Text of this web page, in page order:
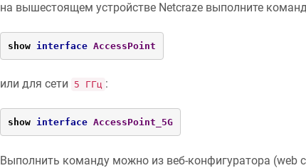
на вышестоящем устройстве Netcrazeвыполните
show interface AccessPoint
или для сети 5 ГГц :
show interface AccessPoint_5G
Выполнить команду можно из веб-конфигуратора (web